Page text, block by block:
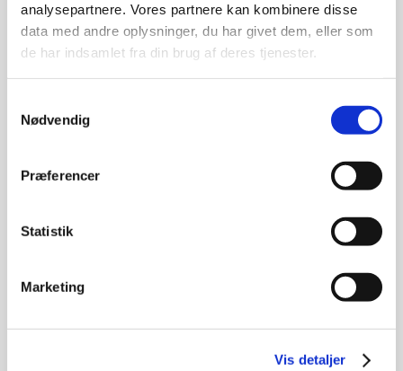
analysepartnere. Vores partnere kan kombinere disse
data med andre oplysninger, du har givet dem, eller som
de har indsamlet fra din brug af deres tjenester.
Nødvendig
Præferencer
Statistik
Marketing
Vis detaljer
23 JUN HER ER
VORES MEST
UNDERVURDEREDE
DESTINATIONER
verden er fuld af unikke studieperler,
som mange overser, og det er netop